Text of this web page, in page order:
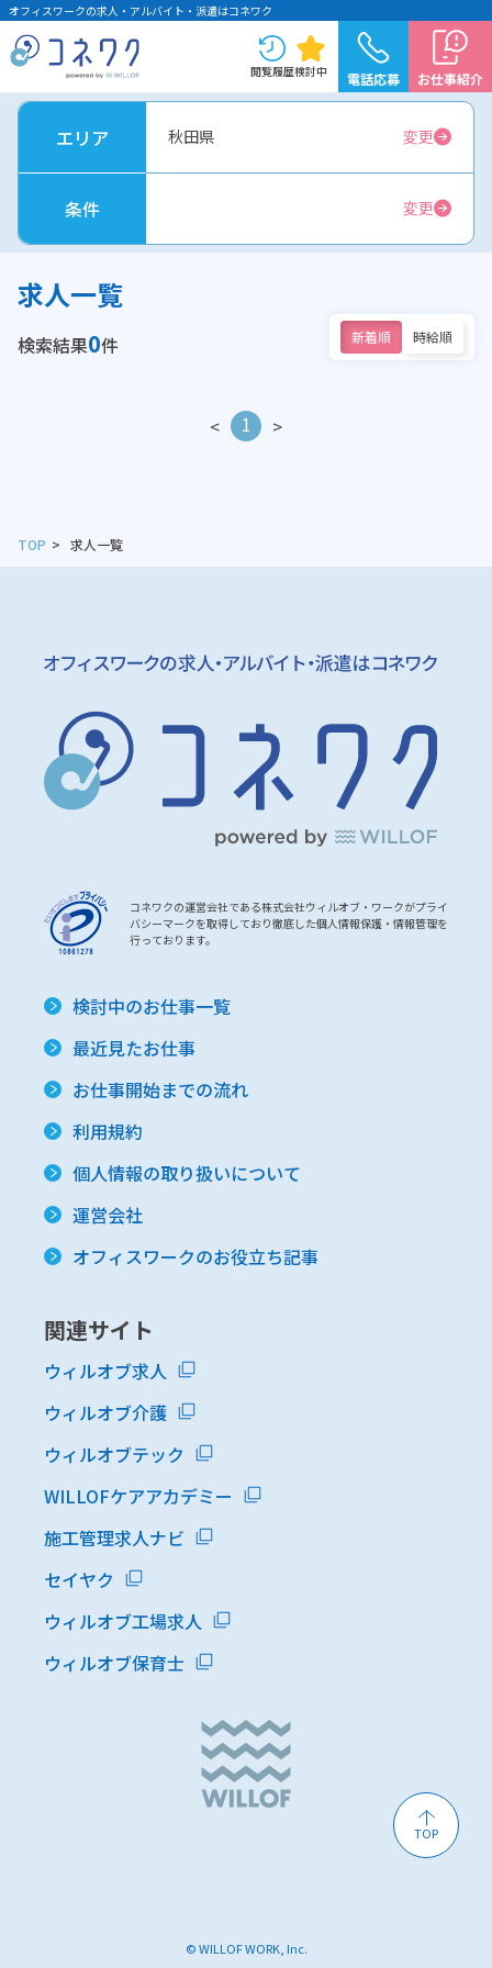
オフィスワークの求人・アルバイト・派遣はコネワク
閲覧履歴検討中 電話応募 お仕事紹介
エリア 秋田県 変更
条件 変更
求人一覧
検索結果0件 新着順 時給順
< 1 >
TOP 求人一覧
TOP
コネワクの運営会社である株式会社ウィルオブ・ワークがプライ
バシーマークを取得しており徹底した個人情報保護・情報管理を
行っております。
検討中のお仕事一覧
最近見たお仕事
お仕事開始までの流れ
利用規約
個人情報の取り扱いについて
運営会社
オフィスワークのお役立ち記事
関連サイト
ウィルオブ求人
ウィルオブ介護
ウィルオブテック
WILLOFケアアカデミー
施工管理求人ナビ
セイヤク
ウィルオブ工場求人
ウィルオブ保育士
© WILLOF WORK, Inc.